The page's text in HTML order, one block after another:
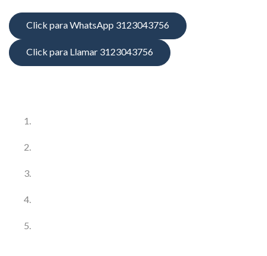
Click para WhatsApp 3123043756
Click para Llamar 3123043756